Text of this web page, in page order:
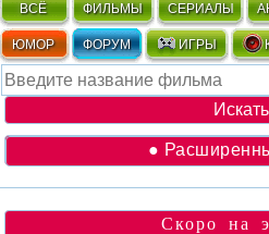
ВСЁ ФИЛЬМЫ СЕРИАЛЫ
ЮМОР ФОРУМ ИГРЫ
●
Скоро на